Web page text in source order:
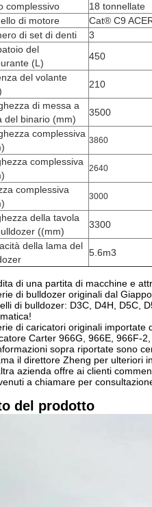
complessivo
18 tonnellate
di motore
Cat® C9
di set di denti
3
del
(L)
450
del volante
210
di messa a
del binario (mm)
3500
complessiva
3860
complessiva
2640
complessiva
3000
della tavola
((mm)
3300
della lama del
5.6m3
di una partita di macchine e
di bulldozer originali dal
di bulldozer: D3C, D4H, D5C,
di caricatori originali importate
Carter 966G, 966E, 966F-
sopra riportate sono
il direttore Zheng per ulteriori
azienda offre ai clienti
a chiamare per
del prodotto